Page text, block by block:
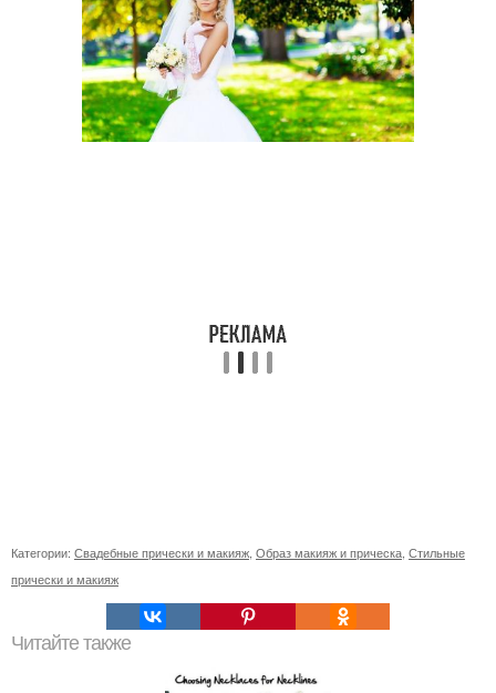
Категории: Свадебные прически и макияж, Образ макияж и прическа, Стильные
прически и макияж
Читайте также